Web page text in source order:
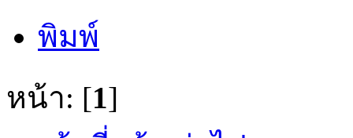
พิมพ์
หน้า: [1]